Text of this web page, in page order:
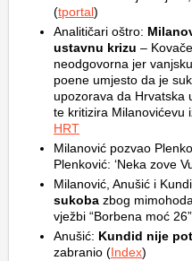
(tportal)
Analitičari oštro:
ustavnu krizu –
neodgovorna jer
poene umjesto da je
upozorava da Hrvatska
te kritizira Milanovićevu
HRT
Milanović pozvao
Plenković: ‘Neka zove
Milanović, Anušić i
sukoba zbog
vježbi “Borbena moć
Anušić: Kundid nije
zabranio (Index)